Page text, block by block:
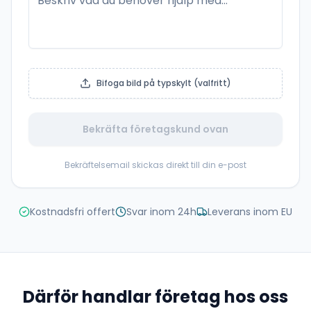
Bifoga bild på typskylt (valfritt)
Bekräfta företagskund ovan
Bekräftelsemail skickas direkt till din e-post
Kostnadsfri offert Svar inom 24h Leverans inom EU
Därför handlar företag hos oss